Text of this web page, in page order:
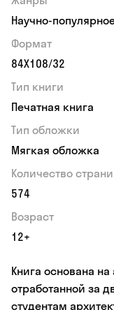
Научно-
Формат
84Х108/32
Тип книги
Печатная книга
Тип обложки
Мягкая обложка
Количество
574
Возраст
12+
Книга основана
отработанной за
студентам